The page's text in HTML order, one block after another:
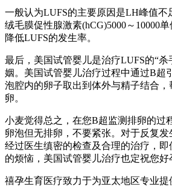
一般认为LUFS的主要原因是LH峰值不
绒毛膜促性腺激素(hCG)5000～10000
降低LUFS的发生率。
最后，美国试管婴儿是治疗LUFS的“杀
姻。美国试管婴儿治疗过程中通过B超
泡腔内的卵子取出到体外与精子结合
卵。
小麦觉得总之，在您B超监测排卵的过
卵泡但无排卵，不要紧张。对于反复
经过医生缜密的检查及合理的治疗，
的烦恼，美国试管婴儿治疗也定祝您好
禧孕生育医疗致力于为亚太地区专业